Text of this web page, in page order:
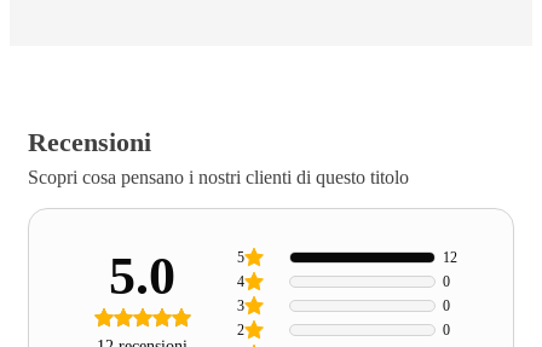
Recensioni
Scopri cosa pensano i nostri clienti di questo titolo
5.0
2 0
3 0
4 0
5 12